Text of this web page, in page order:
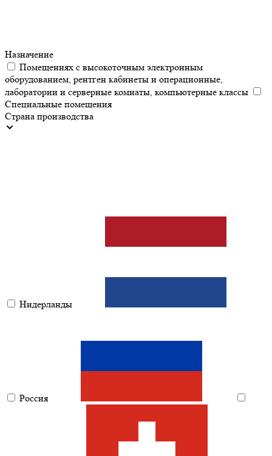
Назначение
Помещениях с высокоточным электронным
оборудованием, рентген кабинеты и операционные,
лаборатории и серверные комнаты, компьютерные классы
Специальные помещения
Страна производства
Нидерланды
Россия